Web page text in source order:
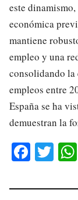
este
económica
mantiene
empleo y una
consolidando la
empleos entre
España se ha
demuestran la
Fa
bo
T
tte